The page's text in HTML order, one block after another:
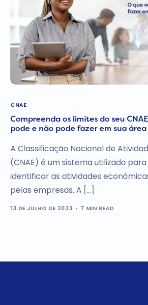
CNAE
Compreenda os limites do seu
pode e não pode fazer em sua
A Classificação Nacional de
(CNAE) é um sistema utilizado
identificar as atividades
pelas empresas. A […]
13 DE JULHO DE 2023 7 MIN READ